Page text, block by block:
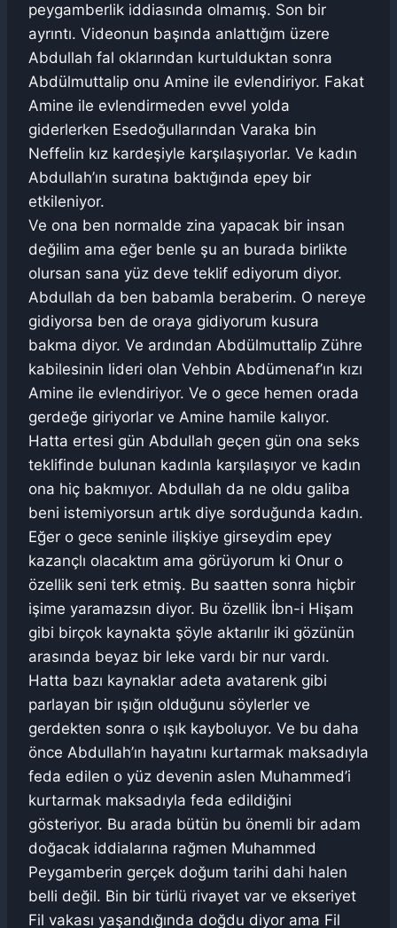
peygamberlik iddiasında olmamış. Son bir
ayrıntı. Videonun başında anlattığım üzere
Abdullah fal oklarından kurtulduktan sonra
Abdülmuttalip onu Amine ile evlendiriyor. Fakat
Amine ile evlendirmeden evvel yolda
giderlerken Esedoğullarından Varaka bin
Neffelin kız kardeşiyle karşılaşıyorlar. Ve kadın
Abdullah’ın suratına baktığında epey bir
etkileniyor.
Ve ona ben normalde zina yapacak bir insan
değilim ama eğer benle şu an burada birlikte
olursan sana yüz deve teklif ediyorum diyor.
Abdullah da ben babamla beraberim. O nereye
gidiyorsa ben de oraya gidiyorum kusura
bakma diyor. Ve ardından Abdülmuttalip Zühre
kabilesinin lideri olan Vehbin Abdümenaf’ın kızı
Amine ile evlendiriyor. Ve o gece hemen orada
gerdeğe giriyorlar ve Amine hamile kalıyor.
Hatta ertesi gün Abdullah geçen gün ona seks
teklifinde bulunan kadınla karşılaşıyor ve kadın
ona hiç bakmıyor. Abdullah da ne oldu galiba
beni istemiyorsun artık diye sorduğunda kadın.
Eğer o gece seninle ilişkiye girseydim epey
kazançlı olacaktım ama görüyorum ki Onur o
özellik seni terk etmiş. Bu saatten sonra hiçbir
işime yaramazsın diyor. Bu özellik İbn-i Hişam
gibi birçok kaynakta şöyle aktarılır iki gözünün
arasında beyaz bir leke vardı bir nur vardı.
Hatta bazı kaynaklar adeta avatarenk gibi
parlayan bir ışığın olduğunu söylerler ve
gerdekten sonra o ışık kayboluyor. Ve bu daha
önce Abdullah’ın hayatını kurtarmak maksadıyla
feda edilen o yüz devenin aslen Muhammed’i
kurtarmak maksadıyla feda edildiğini
gösteriyor. Bu arada bütün bu önemli bir adam
doğacak iddialarına rağmen Muhammed
Peygamberin gerçek doğum tarihi dahi halen
belli değil. Bin bir türlü rivayet var ve ekseriyet
Fil vakası yaşandığında doğdu diyor ama Fil